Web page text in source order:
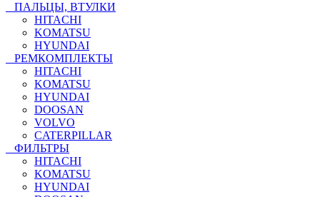
ПАЛЬЦЫ, ВТУЛКИ
HITACHI
KOMATSU
HYUNDAI
РЕМКОМПЛЕКТЫ
HITACHI
KOMATSU
HYUNDAI
DOOSAN
VOLVO
CATERPILLAR
ФИЛЬТРЫ
HITACHI
KOMATSU
HYUNDAI